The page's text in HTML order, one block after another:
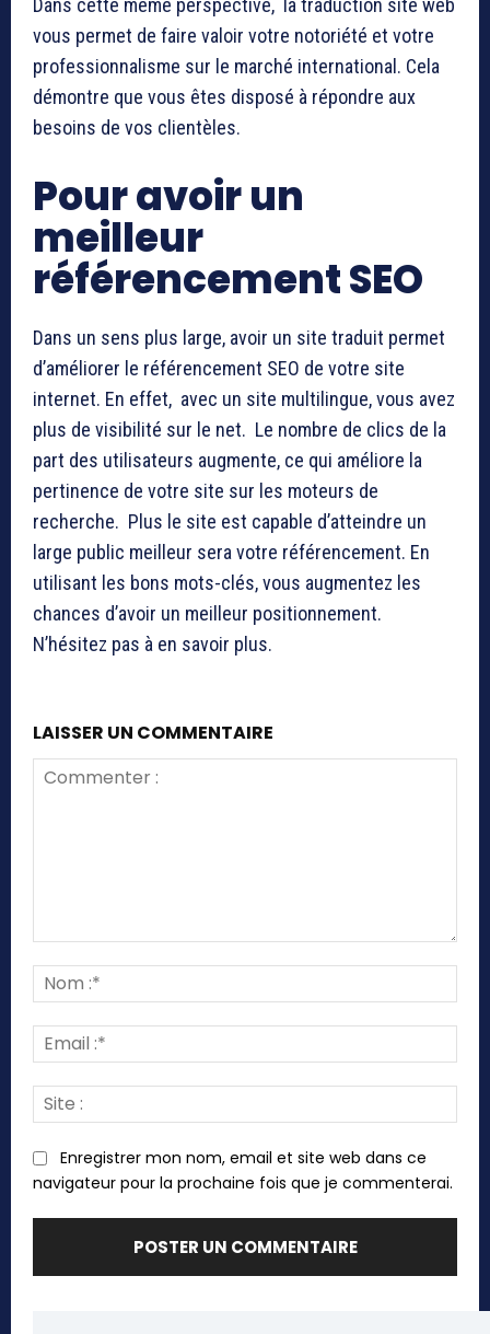
vous permet de faire valoir votre notoriété et votre
professionnalisme sur le marché international. Cela
démontre que vous êtes disposé à répondre aux
besoins de vos clientèles.
Pour avoir un
meilleur
référencement SEO
Dans un sens plus large, avoir un site traduit permet
d’améliorer le référencement SEO de votre site
internet. En effet, avec un site multilingue, vous avez
plus de visibilité sur le net. Le nombre de clics de la
part des utilisateurs augmente, ce qui améliore la
pertinence de votre site sur les moteurs de
recherche. Plus le site est capable d’atteindre un
large public meilleur sera votre référencement. En
utilisant les bons mots-clés, vous augmentez les
chances d’avoir un meilleur positionnement.
N’hésitez pas à en savoir plus.
LAISSER UN COMMENTAIRE
:*
:*
:
Enregistrer mon nom, email et site web dans ce
navigateur pour la prochaine fois que je commenterai.